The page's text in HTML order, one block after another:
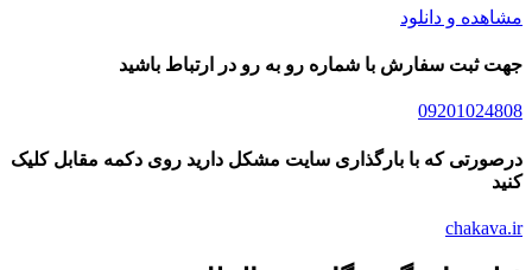
و دانلود
ثبت سفارش با شماره رو به رو در ارتباط باشید
که با بارگذاری سایت مشکل دارید روی دکمه مقابل کلیک